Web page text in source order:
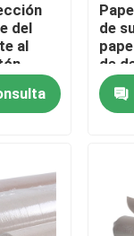
de la protección
del
al
de
de